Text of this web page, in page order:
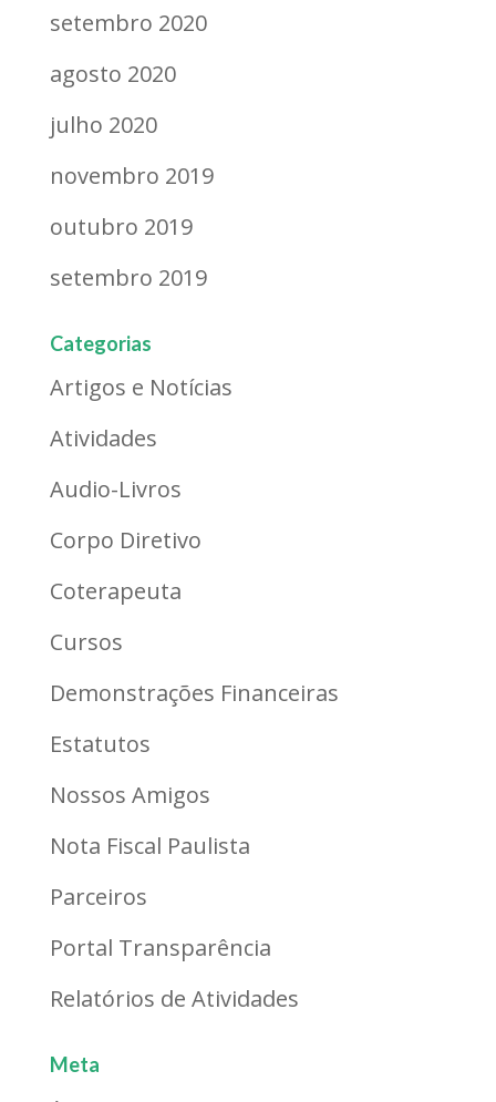
setembro 2020
agosto 2020
julho 2020
novembro 2019
outubro 2019
setembro 2019
Categorias
Artigos e Notícias
Atividades
Audio-Livros
Corpo Diretivo
Coterapeuta
Cursos
Demonstrações Financeiras
Estatutos
Nossos Amigos
Nota Fiscal Paulista
Parceiros
Portal Transparência
Relatórios de Atividades
Meta